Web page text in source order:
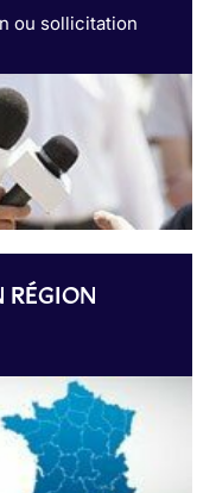
ou sollicitation
RÉGION